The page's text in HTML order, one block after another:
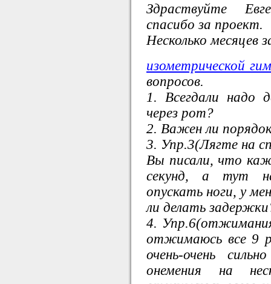
Здраствуйте
спасибо за проект.
Несколько месяцев
изометрической
вопросов.
1. Всегдали надо
через рот?
2. Важен ли
3. Упр.3(Лягте на
Вы писали, что
секунд, а тут
опускать ноги, у
ли делать
4.
отжимаюсь все 9
очень-очень
онемения на